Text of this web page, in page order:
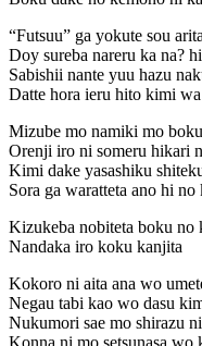
“Futsuu” ga yokute sou
Doy sureba nareru ka na?
Sabishii nante yuu hazu
Datte hora ieru hito kimi
Mizube mo namiki mo
Orenji iro ni someru hikari
Kimi dake yasashiku
Sora ga waratteta ano hi no
Kizukeba nobiteta boku no
Nandaka iro koku kanjita
Kokoro ni aita ana wo
Negau tabi kao wo dasu
Nukumori sae mo shirazu
Konna ni mo setsunasa wo